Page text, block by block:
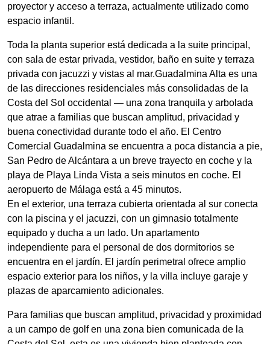
proyector y acceso a terraza, actualmente utilizado como
espacio infantil.
Toda la planta superior está dedicada a la suite principal,
con sala de estar privada, vestidor, baño en suite y terraza
privada con jacuzzi y vistas al mar.Guadalmina Alta es una
de las direcciones residenciales más consolidadas de la
Costa del Sol occidental — una zona tranquila y arbolada
que atrae a familias que buscan amplitud, privacidad y
buena conectividad durante todo el año. El Centro
Comercial Guadalmina se encuentra a poca distancia a pie,
San Pedro de Alcántara a un breve trayecto en coche y la
playa de Playa Linda Vista a seis minutos en coche. El
aeropuerto de Málaga está a 45 minutos.
En el exterior, una terraza cubierta orientada al sur conecta
con la piscina y el jacuzzi, con un gimnasio totalmente
equipado y ducha a un lado. Un apartamento
independiente para el personal de dos dormitorios se
encuentra en el jardín. El jardín perimetral ofrece amplio
espacio exterior para los niños, y la villa incluye garaje y
plazas de aparcamiento adicionales.
Para familias que buscan amplitud, privacidad y proximidad
a un campo de golf en una zona bien comunicada de la